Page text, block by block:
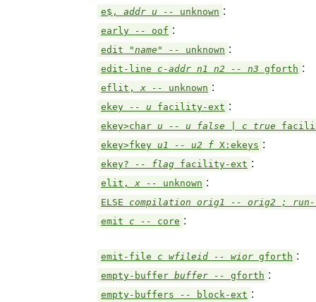
e$, addr u -- unknown :
early -- oof :
edit "name" -- unknown :
edit-line c-addr n1 n2 -- n3 gforth :
eflit, x -- unknown :
ekey -- u facility-ext :
ekey>char u -- u false | c true
ekey>fkey u1 -- u2 f X:ekeys :
ekey? -- flag facility-ext :
elit, x -- unknown :
ELSE compilation orig1 -- orig2 ;
emit c -- core :
emit-file c wfileid -- wior gforth :
empty-buffer buffer -- gforth :
empty-buffers -- block-ext :